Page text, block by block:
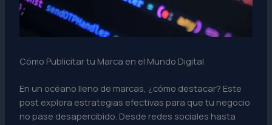
Cómo Publicitar tu Marca en el Mundo Digital
En un océano lleno de marcas, ¿cómo destacar? Este
post explora estrategias efectivas para que tu negocio
no pase desapercibido. Desde redes sociales hasta